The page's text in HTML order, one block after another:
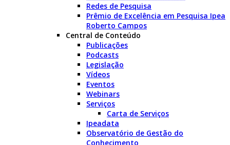
Redes de Pesquisa
Prêmio de Excelência em Pesquisa Ipea
Roberto Campos
Central de Conteúdo
Publicações
Podcasts
Legislação
Vídeos
Eventos
Webinars
Serviços
Carta de Serviços
Ipeadata
Observatório de Gestão do
Conhecimento